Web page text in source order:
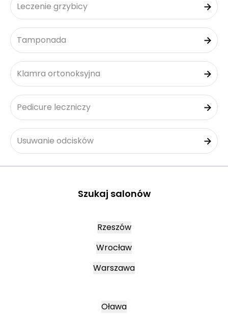
Leczenie grzybicy
Tamponada
Klamra ortonoksyjna
Pedicure leczniczy
Usuwanie odcisków
Szukaj salonów
Rzeszów
Wrocław
Warszawa
Oława